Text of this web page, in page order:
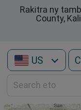
Rakitra ny
County,
US